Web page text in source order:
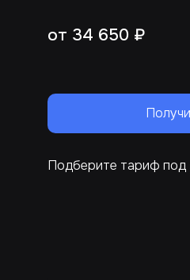
от 34 650 ₽
Подберите тариф под